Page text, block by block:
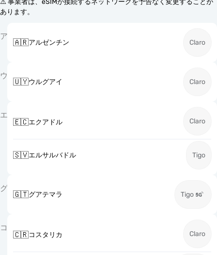
⚠️ 事業者は、eSIMが接続するネットワークを予告なく変更することが
あります。
ア
🇦🇷アルゼンチン Claro
ウ
🇺🇾ウルグアイ Claro
エ
🇪🇨エクアドル Claro
🇸🇻エルサルバドル Tigo
グ
🇬🇹グアテマラ Tigo
コ
🇨🇷コスタリカ Claro